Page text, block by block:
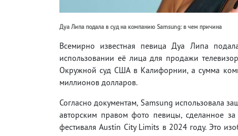
Дуа Липа подала в суд на компанию Samsung: в чем причина
Всемирно известная певица Дуа Липа
использовании её лица для продажи
Окружной суд США в Калифорнии, а сумма
миллионов долларов.
Согласно документам, Samsung использовала
авторским правом фото певицы, сделанное за
фестиваля Austin City Limits в 2024 году. Это